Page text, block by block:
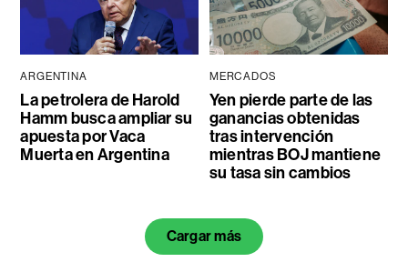
ARGENTINA
La petrolera de Harold
Hamm busca ampliar su
apuesta por Vaca
Muerta en Argentina
MERCADOS
Yen pierde parte de las
ganancias obtenidas
tras intervención
mientras BOJ mantiene
su tasa sin cambios
Cargar más